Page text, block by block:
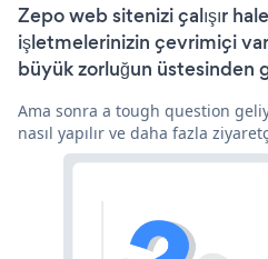
Zepo web sitenizi çalışır
işletmelerinizin çevrimiçi
büyük zorluğun üstesinden
Ama sonra a tough question
nasıl yapılır ve daha fazla